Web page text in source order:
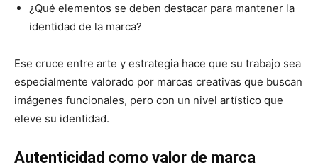
¿Qué elementos se deben destacar para mantener la
identidad de la marca?
Ese cruce entre arte y estrategia hace que su trabajo sea
especialmente valorado por marcas creativas que buscan
imágenes funcionales, pero con un nivel artístico que
eleve su identidad.
Autenticidad como valor de marca